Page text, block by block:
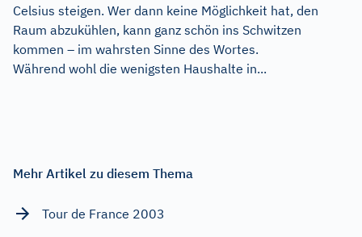
Celsius steigen. Wer dann keine Möglichkeit hat, den
Raum abzukühlen, kann ganz schön ins Schwitzen
kommen – im wahrsten Sinne des Wortes.
Während wohl die wenigsten Haushalte in...
Mehr Artikel zu diesem Thema
Tour de France 2003